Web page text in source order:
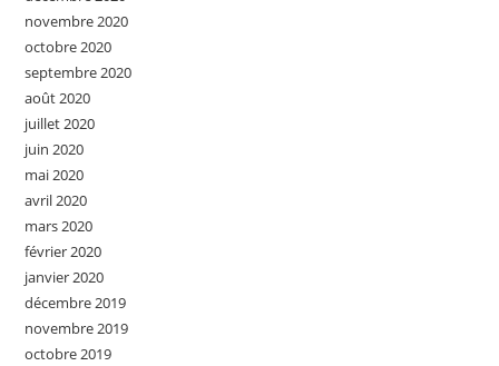
novembre 2020
octobre 2020
septembre 2020
août 2020
juillet 2020
juin 2020
mai 2020
avril 2020
mars 2020
février 2020
janvier 2020
décembre 2019
novembre 2019
octobre 2019